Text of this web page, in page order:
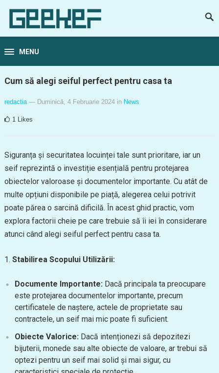
MENU
Cum să alegi seiful perfect pentru casa ta
redactia — Duminică, 4 Februarie 2024 in News
1 Likes
Siguranța și securitatea locuinței tale sunt prioritare, iar un
seif reprezintă o investiție esențială pentru protejarea
obiectelor valoroase și documentelor importante. Cu atât de
multe opțiuni disponibile pe piață, alegerea celui potrivit
poate părea o sarcină dificilă. În acest ghid practic, vom
explora factorii cheie pe care trebuie să îi iei în considerare
atunci când alegi seiful perfect pentru casa ta.
1. Stabilirea Scopului Utilizării:
Documente Importante: Dacă principala ta preocupare
este protejarea documentelor importante, precum
certificatele de naștere, actele de proprietate sau
contractele, un seif mai mic poate fi suficient.
Obiecte Valorice: Dacă intenționezi să depozitezi
bijuterii, monede sau alte obiecte de valoare, ar trebui să
optezi pentru un seif mai solid și mai sigur, cu